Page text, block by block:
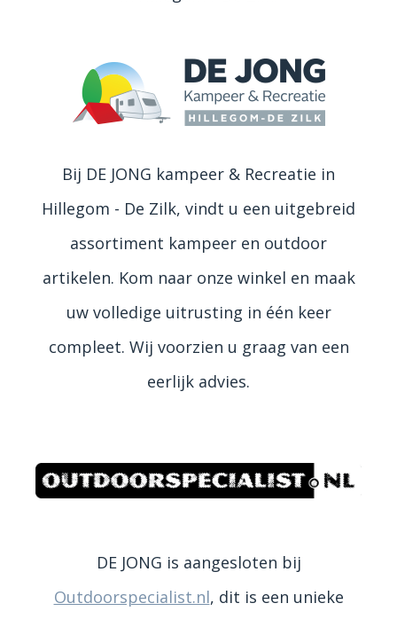
Bij DE JONG kampeer & Recreatie in
Hillegom - De Zilk, vindt u een uitgebreid
assortiment kampeer en outdoor
artikelen. Kom naar onze winkel en maak
uw volledige uitrusting in één keer
compleet. Wij voorzien u graag van een
eerlijk advies.
DE JONG is aangesloten bij
Outdoorspecialist.nl, dit is een unieke